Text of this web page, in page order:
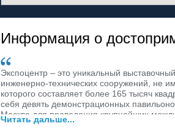
Информация о
Экспоцентр – это уникальный
инженерно-технических сооружений, не
которого составляет более 165 тысяч
себя девять демонстрационных
Москве для проведения крупнейших
выставочных площадей, Экспоцентр
Читать дальше...